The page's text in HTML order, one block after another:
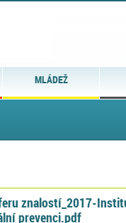
MLÁDEŽ
znalostí_2017-
prevenci.pdf